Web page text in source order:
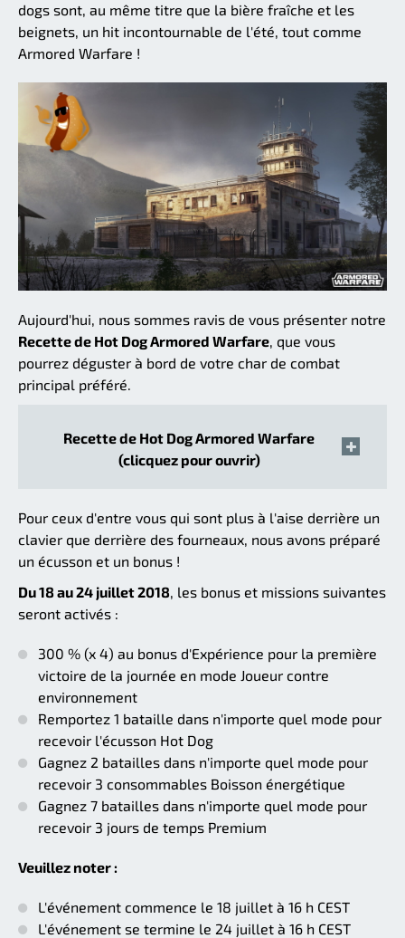
dogs sont, au même titre que la bière fraîche et les
beignets, un hit incontournable de l'été, tout comme
Armored Warfare !
Aujourd'hui, nous sommes ravis de vous présenter notre
Recette de Hot Dog Armored Warfare , que vous
pourrez déguster à bord de votre char de combat
principal préféré.
Recette de Hot Dog Armored Warfare
(clicquez pour ouvrir)
Pour ceux d'entre vous qui sont plus à l'aise derrière un
clavier que derrière des fourneaux, nous avons préparé
un écusson et un bonus !
Du 18 au 24 juillet 2018 , les bonus et missions suivantes
seront activés :
300 % (x 4) au bonus d'Expérience pour la première
victoire de la journée en mode Joueur contre
environnement
Remportez 1 bataille dans n'importe quel mode pour
recevoir l'écusson Hot Dog
Gagnez 2 batailles dans n'importe quel mode pour
recevoir 3 consommables Boisson énergétique
Gagnez 7 batailles dans n'importe quel mode pour
recevoir 3 jours de temps Premium
Veuillez noter :
L'événement commence le 18 juillet à 16 h CEST
L'événement se termine le 24 juillet à 16 h CEST